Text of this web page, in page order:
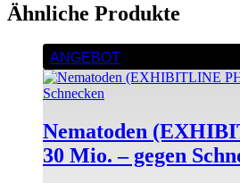
Ähnliche Produkte
ANGEBOT
Nematoden
30 Mio. – gegen
Dieses
Produkt
weist
mehrere
auf.
Die
Optionen